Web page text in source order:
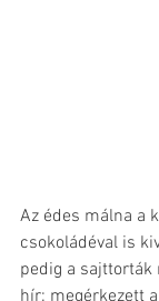
Az édes málna a
csokoládéval is
pedig a sajttorták